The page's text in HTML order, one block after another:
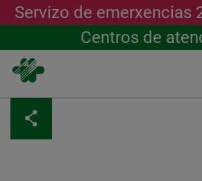
contido
principal
Servizo de emerxencias
Centros de